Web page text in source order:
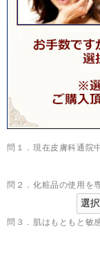
問１．現在皮膚科通院
問２．化粧品の使用を
問３．肌はもともと敏